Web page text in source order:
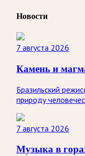
Новости
7 августа 2026
Камень и
Бразильский
природу
7 августа 2026
Музыка в